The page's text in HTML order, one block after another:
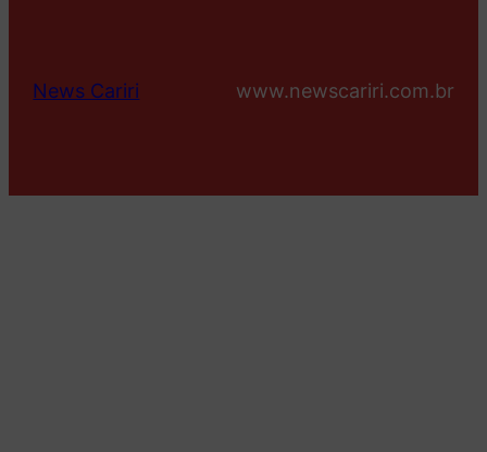
News Cariri www.newscariri.com.br